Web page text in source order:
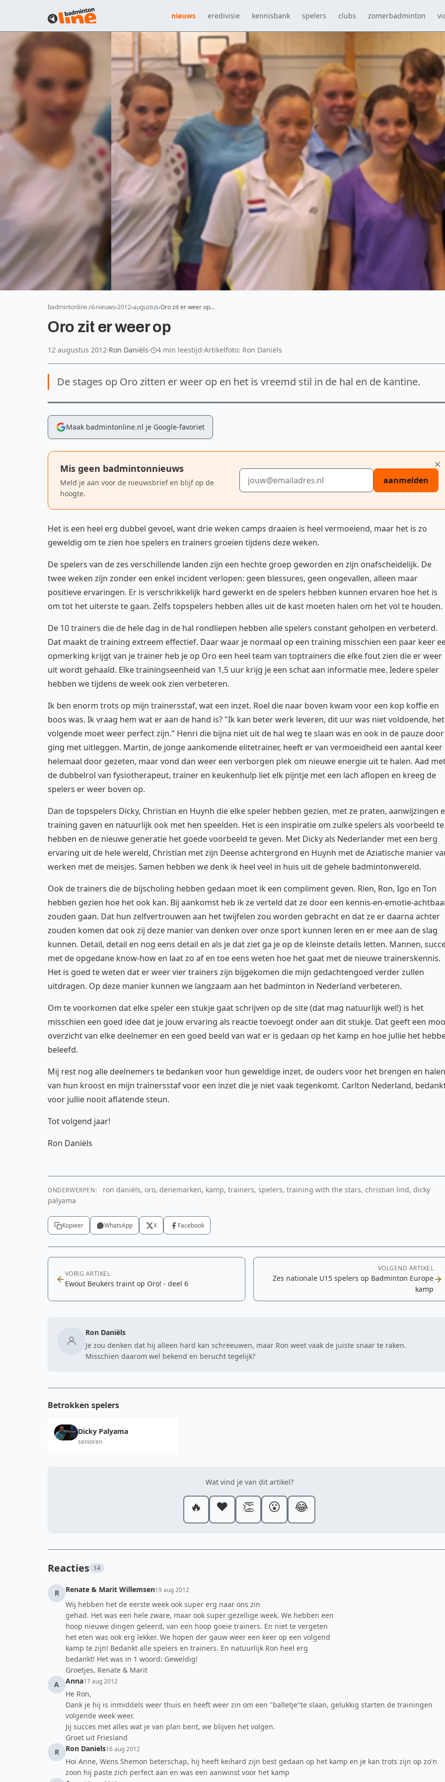
nieuws eredivisie kennisbank spelers clubs zomerbadminton
badmintonline.nl nieuws 2012 augustus Oro zit er weer op…
Oro zit er weer op
12 augustus 2012·Ron Daniëls· 4 min leestijd·Artikelfoto: Ron Daniëls
De stages op Oro zitten er weer op en het is vreemd stil in de hal en de kantine.
Maak badmintonline.nl je Google-favoriet
Mis geen badmintonnieuws
Meld je aan voor de nieuwsbrief en blijf op de
hoogte.
E-mailadres
aanmelden
Het is een heel erg dubbel gevoel, want drie weken camps draaien is heel vermoeiend, maar het is zo
geweldig om te zien hoe spelers en trainers groeien tijdens deze weken.
De spelers van de zes verschillende landen zijn een hechte groep geworden en zijn onafscheidelijk. De
twee weken zijn zonder een enkel incident verlopen: geen blessures, geen ongevallen, alleen maar
positieve ervaringen. Er is verschrikkelijk hard gewerkt en de spelers hebben kunnen ervaren hoe het is
om tot het uiterste te gaan. Zelfs topspelers hebben alles uit de kast moeten halen om het vol te houden.
De 10 trainers die de hele dag in de hal rondliepen hebben alle spelers constant geholpen en verbeterd.
Dat maakt de training extreem effectief. Daar waar je normaal op een training misschien een paar keer
opmerking krijgt van je trainer heb je op Oro een heel team van toptrainers die elke fout zien die er weer
uit wordt gehaald. Elke trainingseenheid van 1,5 uur krijg je een schat aan informatie mee. Iedere speler
hebben we tijdens de week ook zien verbeteren.
Ik ben enorm trots op mijn trainersstaf, wat een inzet. Roel die naar boven kwam voor een kop koffie en
boos was. Ik vraag hem wat er aan de hand is? "Ik kan beter werk leveren, dit uur was niet voldoende, het
volgende moet weer perfect zijn." Henri die bijna niet uit de hal weg te slaan was en ook in de pauze door
ging met uitleggen. Martin, de jonge aankomende elitetrainer, heeft er van vermoeidheid een aantal keer
helemaal door gezeten, maar vond dan weer een verborgen plek om nieuwe energie uit te halen. Aad
de dubbelrol van fysiotherapeut, trainer en keukenhulp liet elk pijntje met een lach aflopen en kreeg de
spelers er weer boven op.
Dan de topspelers Dicky, Christian en Huynh die elke speler hebben gezien, met ze praten, aanwijzingen
training gaven en natuurlijk ook met hen speelden. Het is een inspiratie om zulke spelers als voorbeeld te
hebben en de nieuwe generatie het goede voorbeeld te geven. Met Dicky als Nederlander met een berg
ervaring uit de hele wereld, Christian met zijn Deense achtergrond en Huynh met de Aziatische manier
werken met de meisjes. Samen hebben we denk ik heel veel in huis uit de gehele badmintonwereld.
Ook de trainers die de bijscholing hebben gedaan moet ik een compliment geven. Rien, Ron, Igo en Ton
hebben gezien hoe het ook kan. Bij aankomst heb ik ze verteld dat ze door een kennis-en-emotie-
zouden gaan. Dat hun zelfvertrouwen aan het twijfelen zou worden gebracht en dat ze er daarna achter
zouden komen dat ook zij deze manier van denken over onze sport kunnen leren en er mee aan de slag
kunnen. Detail, detail en nog eens detail en als je dat ziet ga je op de kleinste details letten. Mannen,
met de opgedane know-how en laat zo af en toe eens weten hoe het gaat met de nieuwe trainerskennis.
Het is goed te weten dat er weer vier trainers zijn bijgekomen die mijn gedachtengoed verder zullen
uitdragen. Op deze manier kunnen we langzaam aan het badminton in Nederland verbeteren.
Om te voorkomen dat elke speler een stukje gaat schrijven op de site (dat mag natuurlijk wel!) is het
misschien een goed idee dat je jouw ervaring als reactie toevoegt onder aan dit stukje. Dat geeft een
overzicht van elke deelnemer en een goed beeld van wat er is gedaan op het kamp en hoe jullie het
beleefd.
Mij rest nog alle deelnemers te bedanken voor hun geweldige inzet, de ouders voor het brengen en halen
van hun kroost en mijn trainersstaf voor een inzet die je niet vaak tegenkomt. Carlton Nederland,
voor jullie nooit aflatende steun.
Tot volgend jaar!
Ron Daniëls
Om deze video te tonen is toestemming voor media-
cookies nodig.
ONDERWERPEN:
ron daniëls, oro, denemarken, kamp, trainers, spelers, training with the stars, christian lind, dicky
palyama
Kopieer WhatsApp X Facebook
VORIG ARTIKEL
Ewout Beukers traint op Oro! - deel 6
VOLGEND ARTIKEL
Zes nationale U15 spelers op Badminton Europe
kamp
Ron Daniëls
Je zou denken dat hij alleen hard kan schreeuwen, maar Ron weet vaak de juiste snaar te raken.
Misschien daarom wel bekend en berucht tegelijk?
Betrokken spelers
Dicky Palyama
senioren
Wat vind je van dit artikel?
🔥 ❤️ 👏 😮 😂
Reacties 14
R Renate & Marit Willemsen19 aug 2012
Wij hebben het de eerste week ook super erg naar ons zin
gehad. Het was een hele zware, maar ook super gezellige week. We hebben een
hoop nieuwe dingen geleerd, van een hoop goeie trainers. En niet te vergeten
het eten was ook erg lekker. We hopen der gauw weer een keer op een volgend
kamp te zijn! Bedankt alle spelers en trainers. En natuurlijk Ron heel erg
bedankt! Het was in 1 woord: Geweldig!
Groetjes, Renate & Marit
A
Anna17 aug 2012
He Ron,
Dank je hij is inmiddels weer thuis en heeft weer zin om een "balletje"te slaan, gelukkig starten de trainingen
volgende week weer.
Jij succes met alles wat je van plan bent, we blijven het volgen.
Groet uit Friesland
R
Ron Daniels16 aug 2012
Hoi Anne, Wens Shemon beterschap, hij heeft keihard zijn best gedaan op het kamp en je kan trots zijn op zo'n
zoon hij paste zich perfect aan en was een aanwinst voor het kamp